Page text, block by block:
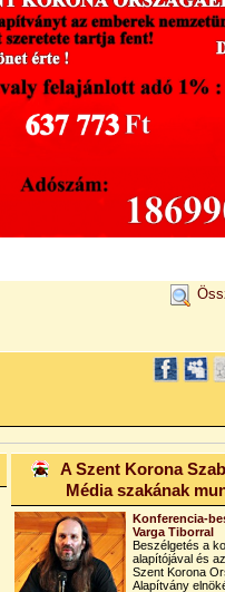
A Szent Korona
Média szakának
Konferencia-
Varga Tiborral
Beszélgetés a
alapítójával és
Szent Korona
Alapítvány